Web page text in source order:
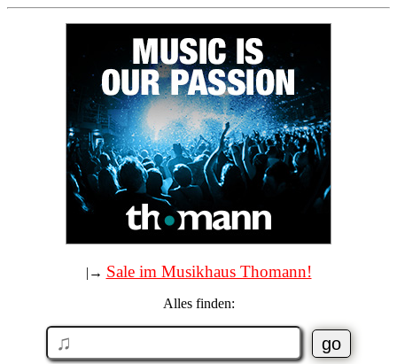
|→ Sale im Musikhaus Thomann!
Alles finden: